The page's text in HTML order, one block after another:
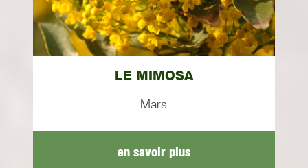
LE MIMOSA
Mars
en savoir plus